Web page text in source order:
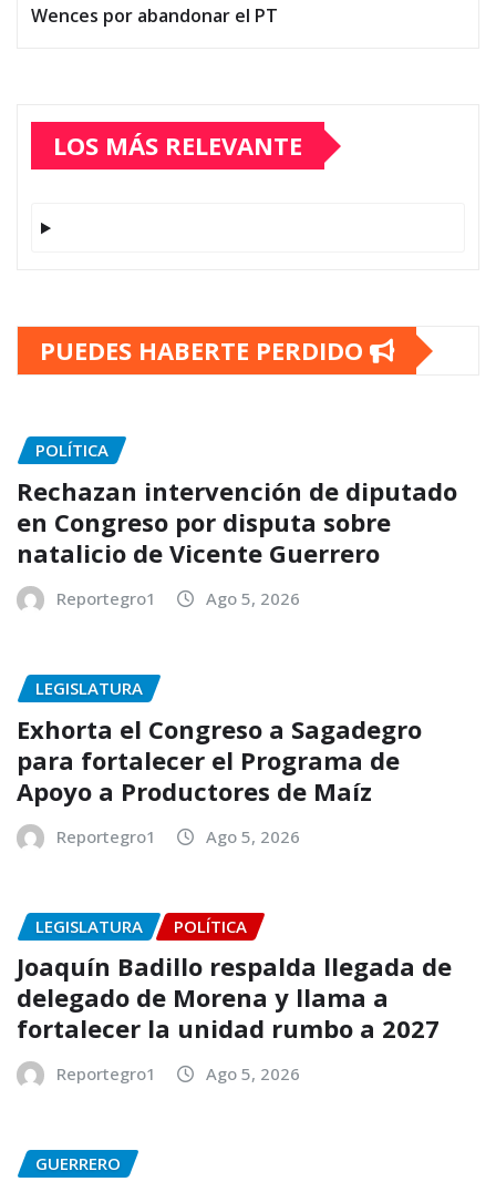
Wences por abandonar el PT
LOS MÁS RELEVANTE
PUEDES HABERTE PERDIDO
POLÍTICA
Rechazan intervención de diputado
en Congreso por disputa sobre
natalicio de Vicente Guerrero
Reportegro1 Ago 5, 2026
LEGISLATURA
Exhorta el Congreso a Sagadegro
para fortalecer el Programa de
Apoyo a Productores de Maíz
Reportegro1 Ago 5, 2026
LEGISLATURA POLÍTICA
Joaquín Badillo respalda llegada de
delegado de Morena y llama a
fortalecer la unidad rumbo a 2027
Reportegro1 Ago 5, 2026
GUERRERO